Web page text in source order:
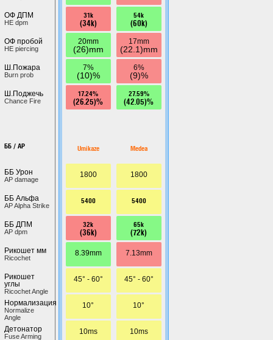
ОФ ДПМ
HE dpm
ОФ пробой
HE piercing
Ш.Пожара
Burn prob
Ш.Поджечь
Chance Fire
ББ / AP
ББ Урон
AP damage
ББ Альфа
AP Alpha Strike
ББ ДПМ
AP dpm
Рикошет мм
Ricochet
Рикошет
углы
Ricochet Angle
Нормализация
Normalize
Angle
Детонатор
Fuse Arming
31k
(34k)
20mm
(26)mm
7%
(10)%
17.24%
(26.25)%
Umikaze
1800
5400
32k
(36k)
8.39mm
45° - 60°
10°
10ms
54k
(60k)
17mm
(22.1)mm
6%
(9)%
27.59%
(42.05)%
Medea
1800
5400
65k
(72k)
7.13mm
45° - 60°
10°
10ms